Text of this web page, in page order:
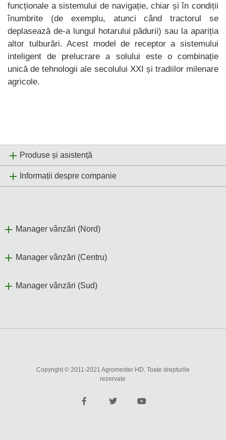
funcționale a sistemului de navigație, chiar și în condiții
înumbrite (de exemplu, atunci când tractorul se
deplasează de-a lungul hotarului pădurii) sau la apariția
altor tulburări. Acest model de receptor a sistemului
inteligent de prelucrare a solului este o combinație
unică de tehnologii ale secolului XXI și tradiilor milenare
agricole.
Produse și asistență
Informații despre companie
Manager vânzări (Nord)
Manager vânzări (Centru)
Manager vânzări (Sud)
Copyright © 2011-2021 Agromester HD. Toate drepturile
rezervate